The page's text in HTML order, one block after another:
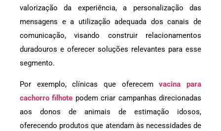
valorização da experiência, a personalização das
mensagens e a utilização adequada dos canais de
comunicação, visando construir relacionamentos
duradouros e oferecer soluções relevantes para esse
segmento.
Por exemplo, clínicas que oferecemvacina para
cachorro filhote podem criar campanhas direcionadas
aos donos de animais de estimação idosos,
oferecendo produtos que atendam às necessidades de